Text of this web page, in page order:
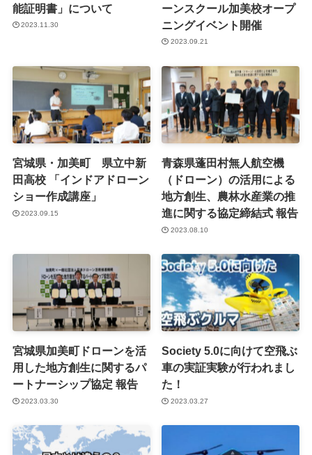
能証明書」について
2023.11.30
ーンスクール加美校オープ
ニングイベント開催
2023.09.21
宮城県・加美町 県立中新
田高校 「インドアドローン
ショー作成講座」
2023.09.15
青森県蓬田村無人航空機
（ドローン）の活用による
地方創生、農林水産業の推
進に関する協定締結式 報告
2023.08.10
宮城県加美町ドローンを活
用した地方創生に関するパ
ートナーシップ協定 報告
2023.03.30
Society 5.0に向けて空飛ぶ
車の実証実験が行われまし
た！
2023.03.27